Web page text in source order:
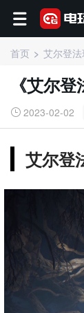
首页 艾尔登
《艾尔
2023-02-02
艾尔登